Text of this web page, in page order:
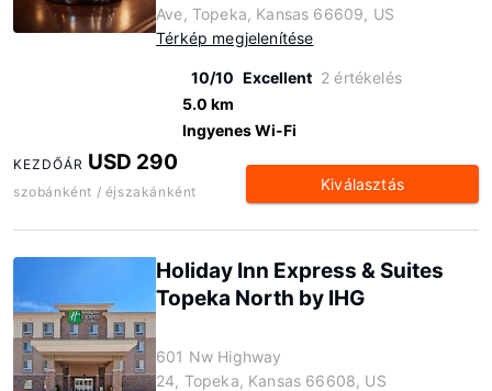
Ave, Topeka, Kansas 66609, US
Térkép megjelenítése
10/10 Excellent 2 értékelés
5.0 km
Ingyenes Wi-Fi
KEZDŐÁR USD 290
szobánként / éjszakánként Kiválasztás
Holiday Inn Express & Suites
Topeka North by IHG
601 Nw Highway
24, Topeka, Kansas 66608, US